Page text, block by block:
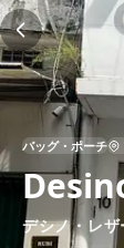
バッグ・ポーチ
デシノ・レ